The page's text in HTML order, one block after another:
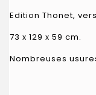
Edition Thonet,
73 x 129 x 59 cm.
Nombreuses